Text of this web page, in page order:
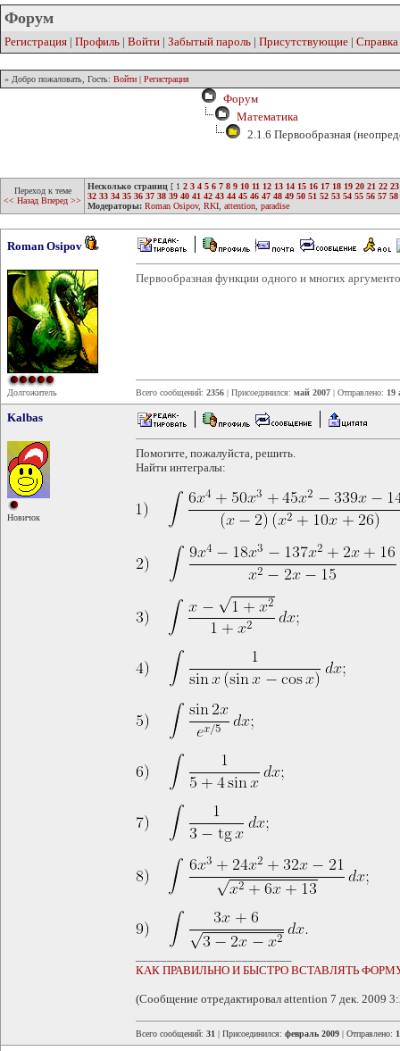
Форум
Регистрация | Профиль | Войти | Забытый пароль | Присутствующие | Справка
» Добро пожаловать, Гость: Войти | Регистрация
Форум
Математика
2.1.6 Первообразная
Переход к теме
<< Назад Вперед >>
Несколько страниц [ 1 2 3 4 5 6 7 8 9 10 11 12 13 14 15 16 17 18 19 20 21 22 23
32 33 34 35 36 37 38 39 40 41 42 43 44 45 46 47 48 49 50 51 52 53 54 55 56 57 58
Модераторы: Roman Osipov, RKI attention paradise
Roman Osipov
Долгожитель
Первообразная функции одного и многих
Всего сообщений: 2356 | Присоединился: май 2007 | Отправлено: 19
Kalbas
Новичок
Помогите, пожалуйста, решить.
Найти интегралы:
КАК ПРАВИЛЬНО И БЫСТРО ВСТАВЛЯТЬ
(Сообщение отредактировал attention 7 дек. 2009
Всего сообщений: 31 | Присоединился: февраль 2009 | Отправлено: